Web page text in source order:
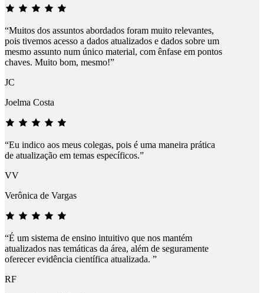
“Muitos dos assuntos abordados foram muito relevantes,
pois tivemos acesso a dados atualizados e dados sobre um
mesmo assunto num único material, com ênfase em pontos
chaves. Muito bom, mesmo!”
JC
Joelma Costa
“Eu indico aos meus colegas, pois é uma maneira prática
de atualização em temas específicos.”
VV
Verônica de Vargas
“É um sistema de ensino intuitivo que nos mantém
atualizados nas temáticas da área, além de seguramente
oferecer evidência científica atualizada. ”
RF